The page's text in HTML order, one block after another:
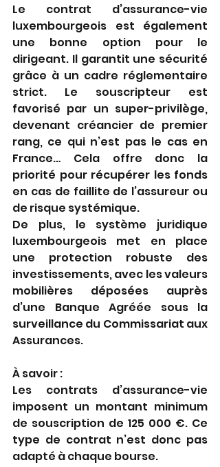
Le contrat d’assurance-vie
luxembourgeois est également
une bonne option pour le
dirigeant. Il garantit une sécurité
grâce à un cadre réglementaire
strict. Le souscripteur est
favorisé par un super-privilège,
devenant créancier de premier
rang, ce qui n’est pas le cas en
France… Cela offre donc la
priorité pour récupérer les fonds
en cas de faillite de l’assureur ou
de risque systémique.
De plus, le système juridique
luxembourgeois met en place
une protection robuste des
investissements, avec les valeurs
mobilières déposées auprès
d’une Banque Agréée sous la
surveillance du Commissariat aux
Assurances.
À savoir :
Les contrats d’assurance-vie
imposent un montant minimum
de souscription de 125 000 €. Ce
type de contrat n’est donc pas
adapté à chaque bourse.